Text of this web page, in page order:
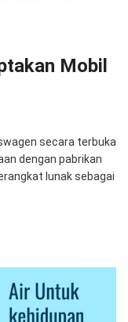
Mobil
secara terbuka
dengan pabrikan
lunak sebagai